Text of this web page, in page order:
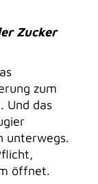
Zucker
zum
Und das
unterwegs.
öffnet.